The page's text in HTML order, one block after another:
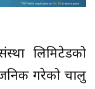
लिमिटेडको
गरेको चालु